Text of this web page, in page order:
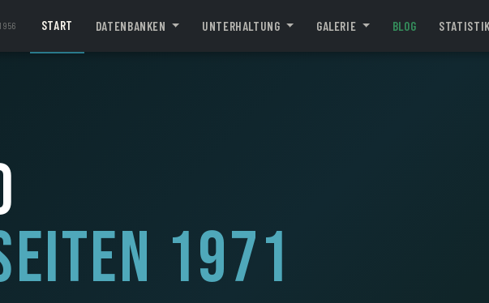
START DATENBANKEN UNTERHALTUNG GALERIE BLOG
1971